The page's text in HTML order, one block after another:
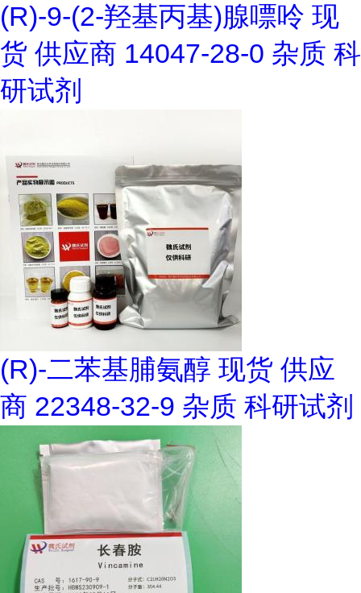
(R)-9-(2-羟基丙基)腺嘌呤 现
货 供应商 14047-28-0 杂质 科
研试剂
(R)-二苯基脯氨醇 现货 供应
商 22348-32-9 杂质 科研试剂